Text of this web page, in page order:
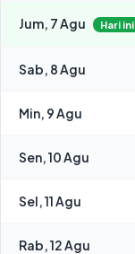
Jum, 7 Agu Hari ini
Sab, 8 Agu
Min, 9 Agu
Sen, 10 Agu
Sel, 11 Agu
Rab, 12 Agu